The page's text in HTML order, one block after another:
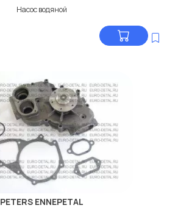
Насос водяной
PETERS ENNEPETAL